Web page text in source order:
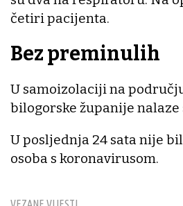
četiri pacijenta.
Bez preminulih
U samoizolaciji na
bilogorske županije nalaze
U posljednja 24 sata nije
osoba s koronavirusom.